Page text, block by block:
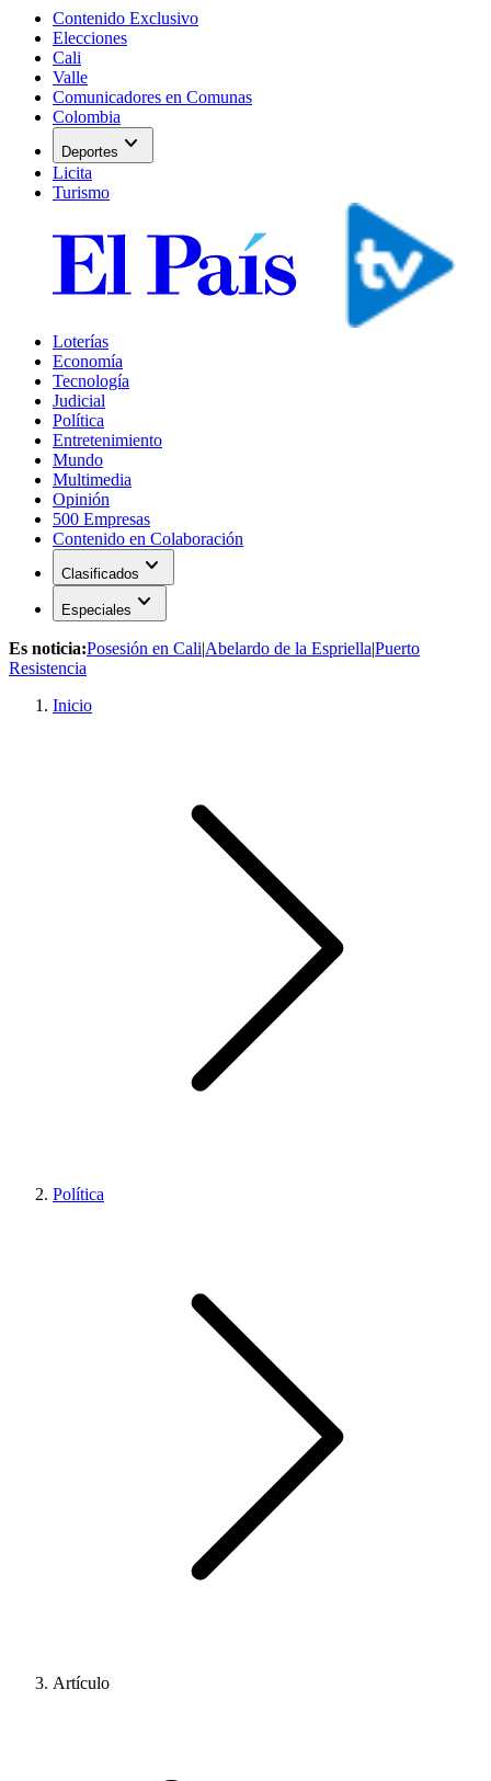
Contenido Exclusivo
Elecciones
Cali
Valle
Comunicadores en Comunas
Colombia
Deportes expand_more
Licita
Turismo
Loterías
Economía
Tecnología
Judicial
Política
Entretenimiento
Mundo
Multimedia
Opinión
500 Empresas
Contenido en Colaboración
Clasificados expand_more
Especiales expand_more
Es noticia:Posesión en Cali|Abelardo de la Espriella|Puerto
Resistencia
Inicio
Política
Artículo